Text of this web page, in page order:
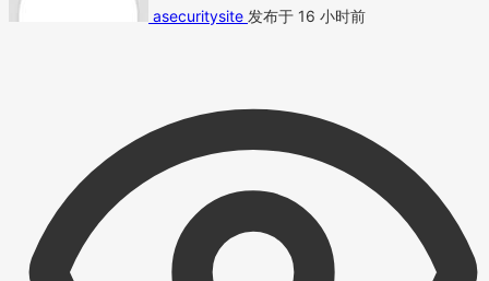
asecuritysite 发布于 16 小时前